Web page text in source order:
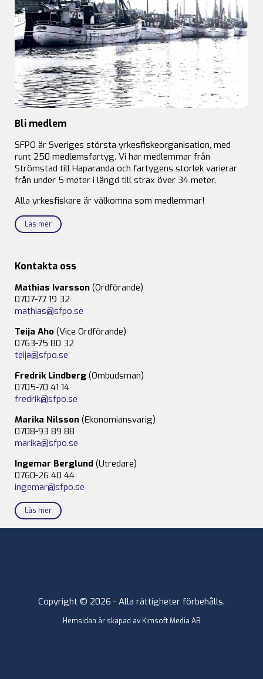
Bli medlem
SFPO är Sveriges största yrkesfiskeorganisation, med
runt 250 medlemsfartyg. Vi har medlemmar från
Strömstad till Haparanda och fartygens storlek varierar
från under 5 meter i längd till strax över 34 meter.
Alla yrkesfiskare är välkomna som medlemmar!
Läs mer
Kontakta oss
Mathias Ivarsson (Ordförande)
0707-77 19 32
mathias@sfpo.se
Teija Aho (Vice Ordförande)
0763-75 80 32
teija@sfpo.se
Fredrik Lindberg (Ombudsman)
0705-70 41 14
fredrik@sfpo.se
Marika Nilsson (Ekonomiansvarig)
0708-93 89 88
marika@sfpo.se
Ingemar Berglund (Utredare)
0760-26 40 44
ingemar@sfpo.se
Läs mer
Copyright © 2026 - Alla rättigheter förbehålls.
Hemsidan är skapad av Kimsoft Media AB